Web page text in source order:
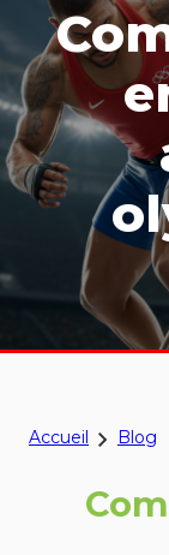
Accueil Blog